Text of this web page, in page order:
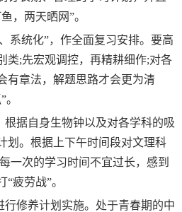
，两天晒网”。
系统化”，作全面复习安排。要高
类;先宏观调控，再精耕细作;对各
有章法，解题思路才会更为清
根据自身生物钟以及对各学科的吸
划。根据上下午时间段对文理科
一次的学习时间不宜过长，感到
疲劳战”。
行修养计划实施。处于青春期的中